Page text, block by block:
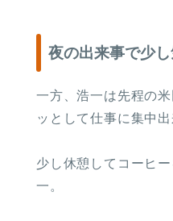
夜の出来事で少
一方、浩一は先程の
ッとして仕事に集中出
少し休憩してコーヒ
一。